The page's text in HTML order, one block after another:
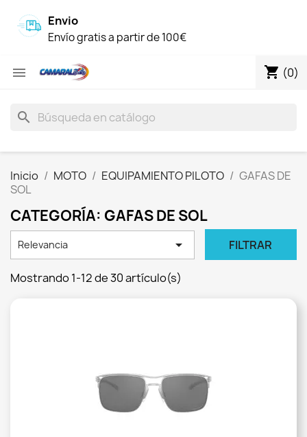
Envio
Envío gratis a partir de 100€
 shopping_cart (0)
search
Inicio MOTO EQUIPAMIENTO PILOTO
GAFAS DE
SOL
CATEGORÍA: GAFAS DE SOL
Relevancia  FILTRAR
Mostrando 1-12 de 30 artículo(s)